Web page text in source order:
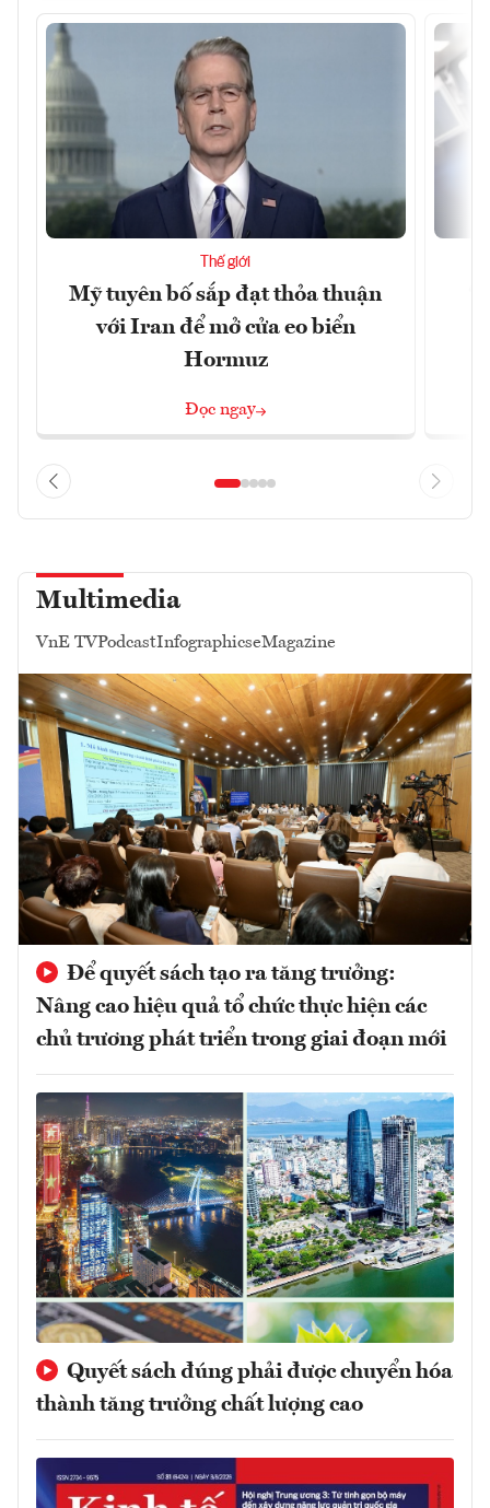
Thế giới
Mỹ tuyên bố sắp đạt thỏa thuận
với Iran để mở cửa eo biển
Hormuz
Đọc ngay
Multimedia
VnE TVPodcastInfographicseMagazine
Để quyết sách tạo ra tăng trưởng:
Nâng cao hiệu quả tổ chức thực hiện các
chủ trương phát triển trong giai đoạn mới
Quyết sách đúng phải được chuyển hóa
thành tăng trưởng chất lượng cao